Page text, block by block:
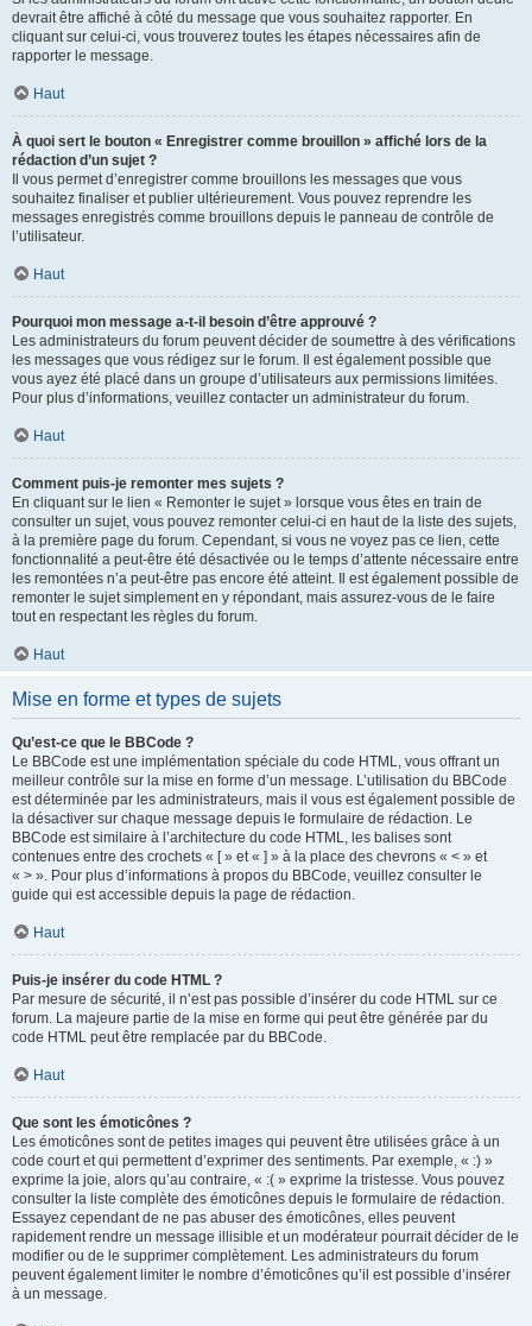
devrait être affiché à côté du message que vous souhaitez rapporter. En
cliquant sur celui-ci, vous trouverez toutes les étapes nécessaires afin de
rapporter le message.
Haut
À quoi sert le bouton « Enregistrer comme brouillon » affiché lors de la
rédaction d’un sujet ?
Il vous permet d’enregistrer comme brouillons les messages que vous
souhaitez finaliser et publier ultérieurement. Vous pouvez reprendre les
messages enregistrés comme brouillons depuis le panneau de contrôle de
l’utilisateur.
Haut
Pourquoi mon message a-t-il besoin d’être approuvé ?
Les administrateurs du forum peuvent décider de soumettre à des vérifications
les messages que vous rédigez sur le forum. Il est également possible que
vous ayez été placé dans un groupe d’utilisateurs aux permissions limitées.
Pour plus d’informations, veuillez contacter un administrateur du forum.
Haut
Comment puis-je remonter mes sujets ?
En cliquant sur le lien « Remonter le sujet » lorsque vous êtes en train de
consulter un sujet, vous pouvez remonter celui-ci en haut de la liste des sujets,
à la première page du forum. Cependant, si vous ne voyez pas ce lien, cette
fonctionnalité a peut-être été désactivée ou le temps d’attente nécessaire entre
les remontées n’a peut-être pas encore été atteint. Il est également possible de
remonter le sujet simplement en y répondant, mais assurez-vous de le faire
tout en respectant les règles du forum.
Haut
Mise en forme et types de sujets
Qu’est-ce que le BBCode ?
Le BBCode est une implémentation spéciale du code HTML, vous offrant un
meilleur contrôle sur la mise en forme d’un message. L’utilisation du BBCode
est déterminée par les administrateurs, mais il vous est également possible de
la désactiver sur chaque message depuis le formulaire de rédaction. Le
BBCode est similaire à l’architecture du code HTML, les balises sont
contenues entre des crochets « [ » et « ] » à la place des chevrons « < » et
« > ». Pour plus d’informations à propos du BBCode, veuillez consulter le
guide qui est accessible depuis la page de rédaction.
Haut
Puis-je insérer du code HTML ?
Par mesure de sécurité, il n’est pas possible d’insérer du code HTML sur ce
forum. La majeure partie de la mise en forme qui peut être générée par du
code HTML peut être remplacée par du BBCode.
Haut
Que sont les émoticônes ?
Les émoticônes sont de petites images qui peuvent être utilisées grâce à un
code court et qui permettent d’exprimer des sentiments. Par exemple, « :) »
exprime la joie, alors qu’au contraire, « :( » exprime la tristesse. Vous pouvez
consulter la liste complète des émoticônes depuis le formulaire de rédaction.
Essayez cependant de ne pas abuser des émoticônes, elles peuvent
rapidement rendre un message illisible et un modérateur pourrait décider de le
modifier ou de le supprimer complètement. Les administrateurs du forum
peuvent également limiter le nombre d’émoticônes qu’il est possible d’insérer
à un message.